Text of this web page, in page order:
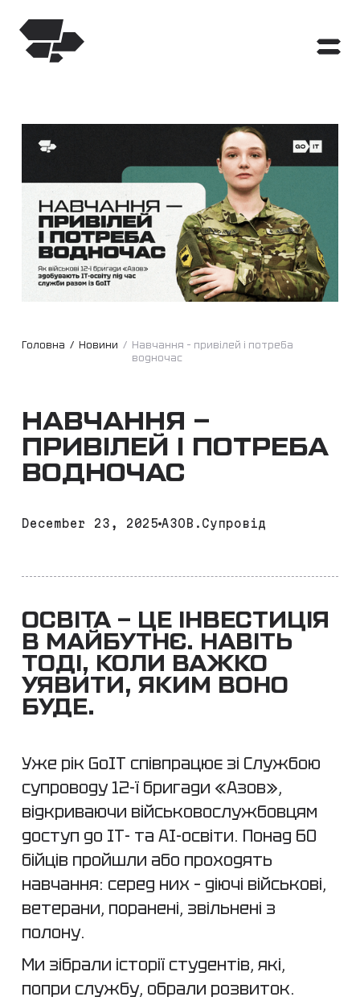
Головна /Новини / Навчання – привілей і потреба
водночас
НАВЧАННЯ –
ПРИВІЛЕЙ І ПОТРЕБА
ВОДНОЧАС
December 23, 2025 АЗОВ.Супровід
ОСВІТА – ЦЕ ІНВЕСТИЦІЯ
В МАЙБУТНЄ. НАВІТЬ
ТОДІ, КОЛИ ВАЖКО
УЯВИТИ, ЯКИМ ВОНО
БУДЕ.
Уже рік GoIT співпрацює зі Службою
супроводу 12-ї бригади «Азов»,
відкриваючи військовослужбовцям
доступ до ІТ- та АІ-освіти. Понад 60
бійців пройшли або проходять
навчання: серед них – діючі військові,
ветерани, поранені, звільнені з
полону.
Ми зібрали історії студентів, які,
попри службу, обрали розвиток.